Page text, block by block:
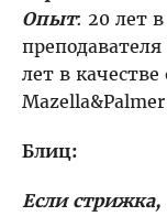
Обучение у
Обучение с
Опыт: 20 лет
лет в качестве
Mazella&Palmer
Блиц:
Если стрижка,